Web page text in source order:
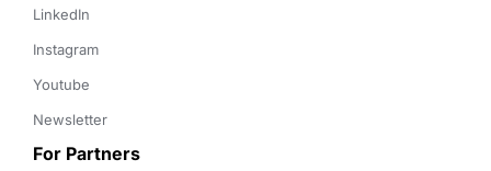
LinkedIn
Instagram
Youtube
Newsletter
For Partners